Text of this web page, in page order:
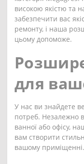
високою якістю та
забезпечити вас
ремонту, і наша
цьому допоможе.
для
У нас ви знайдете
потреб. Незалежно
ванної або офісу,
вам створити
вашому приміщенні.